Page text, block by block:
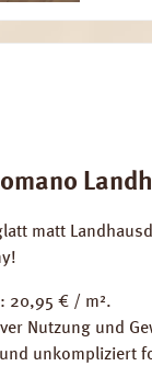
matt
20,95 € / m².
Nutzung und